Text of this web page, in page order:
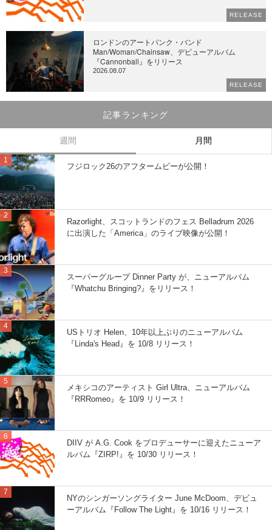
RELEASE
ロンドンのアートパンク・バンド
Man/Woman/Chainsaw、デビューアルバム
『Cannonball』をリリース
2026.08.07
RELEASE
記事ランキング
週間 月間
フジロック26のアフタームビーが公開！
Razorlight、スコットランドのフェス Belladrum 2026
に出演した「America」のライブ映像が公開！
スーパーグループ Dinner Party が、ニューアルバム
『Whatchu Bringing?』をリリース！
USトリオ Helen、10年以上ぶりのニューアルバム
『Linda's Head』を 10/8 リリース！
メキシコのアーティスト Girl Ultra、ニューアルバム
『RRRomeo』を 10/9 リリース！
DIIV が A.G. Cook をプロデューサーに迎えたニューア
ルバム『ZIRP!』を 10/30 リリース！
NYのシンガーソングライター June McDoom、デビュ
ーアルバム『Follow The Light』を 10/16 リリース！